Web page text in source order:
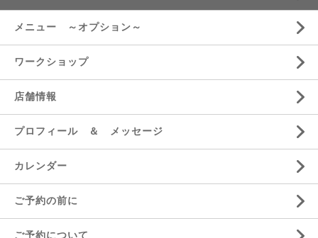
メニュー ～オプション～
ワークショップ
店舗情報
プロフィール ＆ メッセージ
カレンダー
ご予約の前に
ご予約について